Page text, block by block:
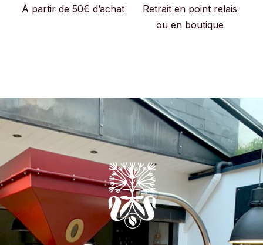
À partir de 50€ d’achat
Retrait en point relais
ou en boutique